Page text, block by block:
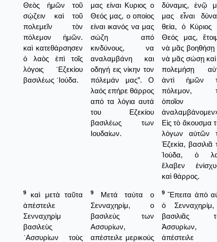
Θεὸς ἡμῶν τοῦ
σῴζειν καὶ τοῦ
πολεμεῖν τὸν
πόλεμον ἡμῶν.
καὶ κατεθάρσησεν
ὁ λαὸς ἐπὶ τοῖς
λόγοις ᾿Εζεκίου
βασιλέως ᾿Ιούδα.
μας είναι Κυριος ο
Θεός μας, ο οποίος
είναι ικανός να μας
σώζη από
κινδύνους, να
αναλαμβάνη και
οδηγή εις νίκην τον
πόλεμάν μας”. Ο
λαός επήρε θάρρος
από τα λόγια αυτά
του Εζεκίου
βασιλέως των
Ιουδαίων.
δύναμις, ἐνῷ
μας εἶναι
θεία, ὁ Κύριος
Θεός μας,
νὰ μᾶς βοηθήσῃ
νὰ μᾶς σώσῃ
πολεμήσῃ
ἀντὶ ἡμῶν
πόλεμον,
ὁποῖον
Εἰς τὸ ἄκουσμα
λόγων αὐτῶν
Ἐζεκία, βασιλιᾶ
Ἰούδα, ὁ
ἔλαβεν
καὶ θάρρος.
9
καὶ μετὰ ταῦτα
ἀπέστειλε
Σενναχηρὶμ
βασιλεὺς
᾿Ασσυρίων τοὺς
9
Μετά ταύτα ο
Σενναχηρίμ, ο
βασιλεύς των
Ασσυρίων,
απέστειλε μερικούς
9 Ἔπειτα ἀπὸ
ὁ
βασιλιᾶς
Ἀσσυρίων,
ἀπέστειλε